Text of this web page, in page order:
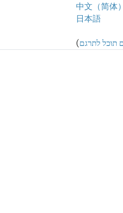
中文（简体）
日本語
(